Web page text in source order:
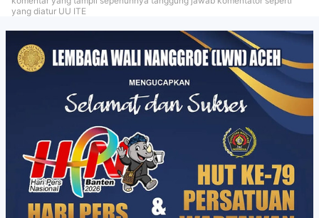
yang diatur UU ITE